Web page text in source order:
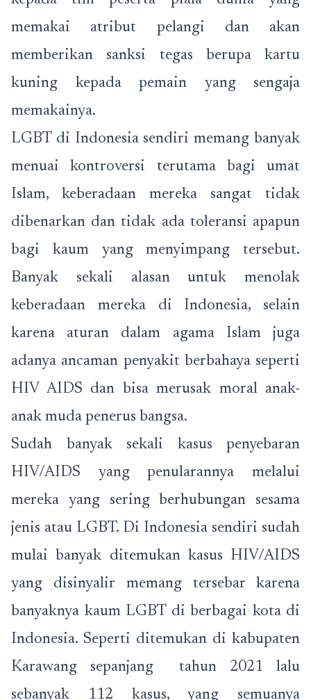
memakai atribut pelangi dan akan
memberikan sanksi tegas berupa kartu
kuning kepada pemain yang sengaja
memakainya.
LGBT di Indonesia sendiri memang banyak
menuai kontroversi terutama bagi umat
Islam, keberadaan mereka sangat tidak
dibenarkan dan tidak ada toleransi apapun
bagi kaum yang menyimpang tersebut.
Banyak sekali alasan untuk menolak
keberadaan mereka di Indonesia, selain
karena aturan dalam agama Islam juga
adanya ancaman penyakit berbahaya seperti
HIV AIDS dan bisa merusak moral anak-
anak muda penerus bangsa.
Sudah banyak sekali kasus penyebaran
HIV/AIDS yang penularannya melalui
mereka yang sering berhubungan sesama
jenis atau LGBT. Di Indonesia sendiri sudah
mulai banyak ditemukan kasus HIV/AIDS
yang disinyalir memang tersebar karena
banyaknya kaum LGBT di berbagai kota di
Indonesia. Seperti ditemukan di kabupaten
Karawang sepanjang tahun 2021 lalu
sebanyak 112 kasus, yang semuanya